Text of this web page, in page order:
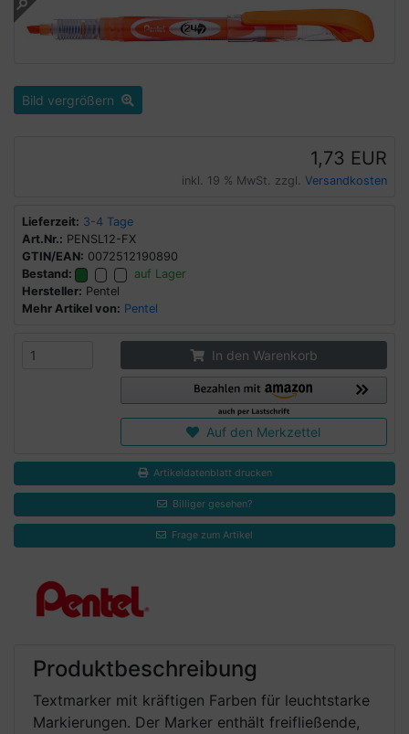
Bild vergrößern
1,73 EUR
inkl. 19 % MwSt. zzgl. Versandkosten
Lieferzeit: 3-4 Tage
Art.Nr.: PENSL12-FX
GTIN/EAN: 0072512190890
Bestand:
auf Lager
Hersteller: Pentel
Mehr Artikel von: Pentel
In den Warenkorb
Auf den Merkzettel
Artikeldatenblatt drucken
Billiger gesehen?
Frage zum Artikel
Produktbeschreibung
Textmarker mit kräftigen Farben für leuchtstarke
Markierungen. Der Marker enthält freifließende,